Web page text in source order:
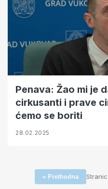
Penava: Žao mi je
cirkusanti i prave
ćemo se boriti
28.02.2025
« Prethodna